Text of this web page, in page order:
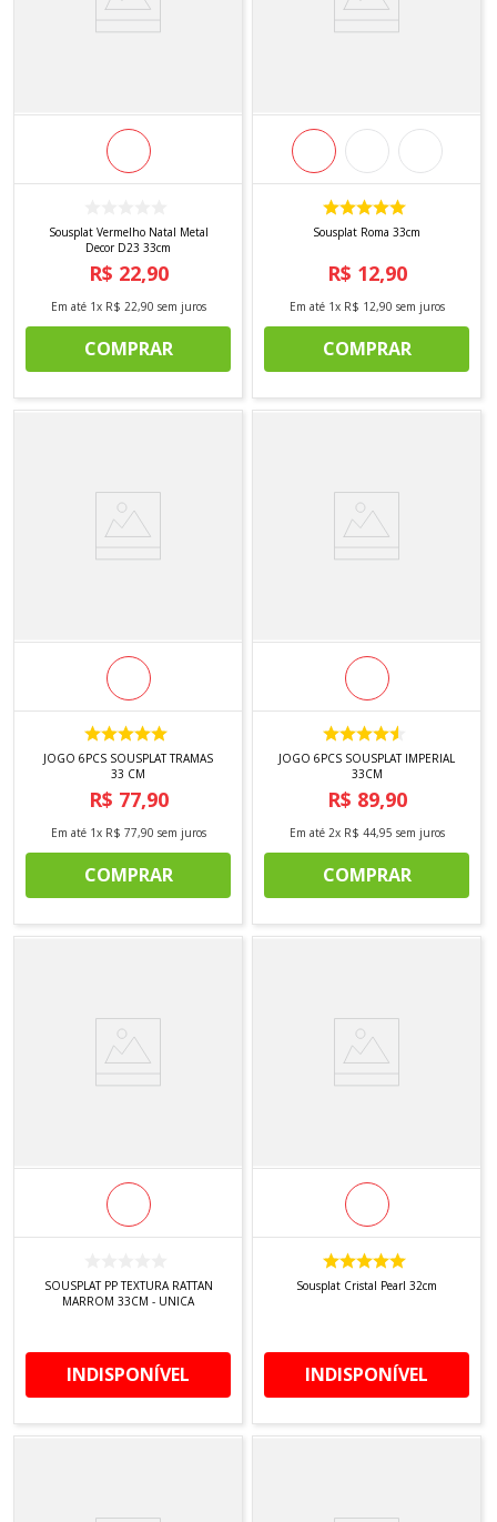
Sousplat Vermelho Natal Metal
Decor D23 33cm
R$ 22,90
Em até 1x R$ 22,90 sem juros
COMPRAR
Sousplat Roma 33cm
R$ 12,90
Em até 1x R$ 12,90 sem juros
COMPRAR
JOGO 6PCS SOUSPLAT TRAMAS
33 CM
R$ 77,90
Em até 1x R$ 77,90 sem juros
COMPRAR
JOGO 6PCS SOUSPLAT IMPERIAL
33CM
R$ 89,90
Em até 2x R$ 44,95 sem juros
COMPRAR
SOUSPLAT PP TEXTURA RATTAN
MARROM 33CM - UNICA
INDISPONÍVEL
Sousplat Cristal Pearl 32cm
INDISPONÍVEL